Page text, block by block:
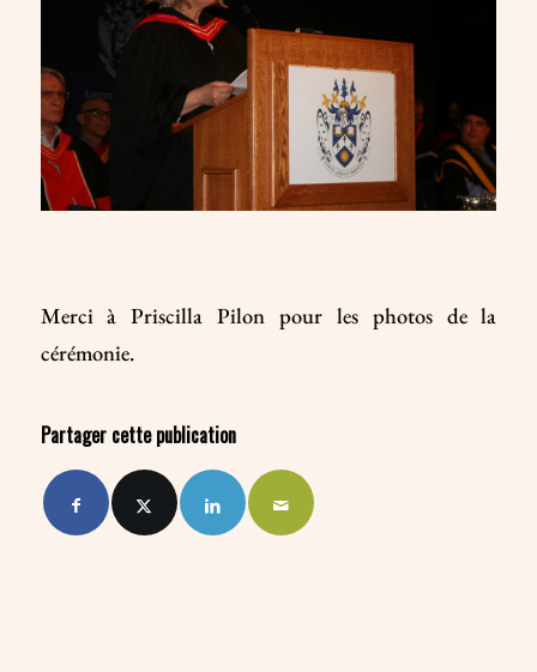
Merci à Priscilla Pilon pour les photos de la
cérémonie.
Partager cette publication